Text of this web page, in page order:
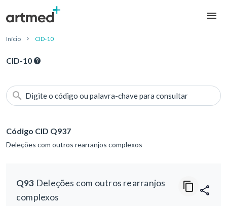
Início CID-10
CID-10
Digite o código ou palavra-chave para consultar
Código CID Q937
Deleções com outros rearranjos complexos
Q93 Deleções com outros rearranjos
complexos